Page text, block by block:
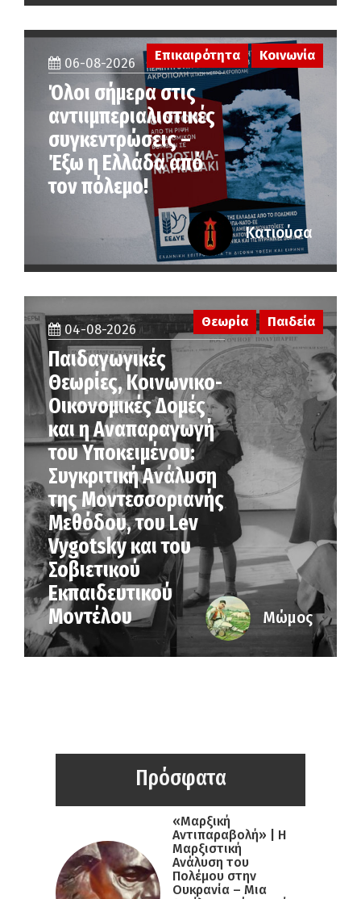
06-08-2026
Όλοι σήμερα στις
αντιιμπεριαλιστικές
συγκεντρώσεις –
Έξω η Ελλάδα από
τον πόλεμο!
Επικαιρότητα Κοινωνία
Κατιούσα
04-08-2026
Παιδαγωγικές
Θεωρίες, Κοινωνικο-
Οικονομικές Δομές
και η Αναπαραγωγή
του Υποκειμένου:
Συγκριτική Ανάλυση
της Μοντεσσοριανής
Μεθόδου, του Lev
Vygotsky και του
Σοβιετικού
Εκπαιδευτικού
Μοντέλου
Θεωρία Παιδεία
Μώμος
Πρόσφατα
«Μαρξική
Αντιπαραβολή» | Η
Μαρξιστική
Ανάλυση του
Πολέμου στην
Ουκρανία – Μια